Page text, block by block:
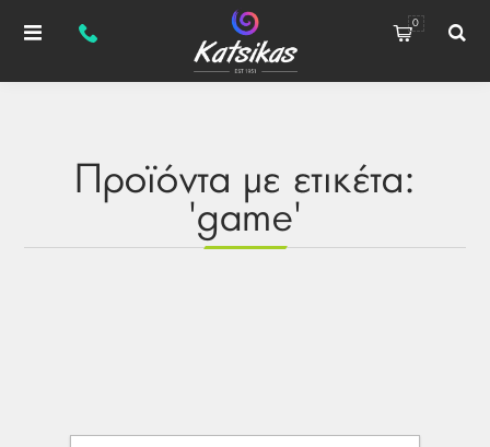
0
Προϊόντα με ετικέτα:
'game'